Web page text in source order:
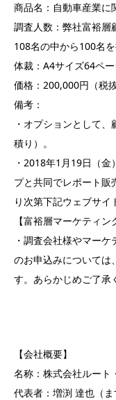
商品名：自動車産業に
調査人数：弊社富裕層
108名の中から100名
体裁：A4サイズ64ペ
価格：200,000円（税抜
備考：
・オプションとして
積り）。
・2018年1月19日（
プと共同でレポート販
り次第下記ウェブサイ
【富裕層マーケティン
・調査会社様やマー
のお申込みについては
す。あらかじめご了承
【会社概要】
名称：株式会社ルート
代表者：増渕 達也（ま